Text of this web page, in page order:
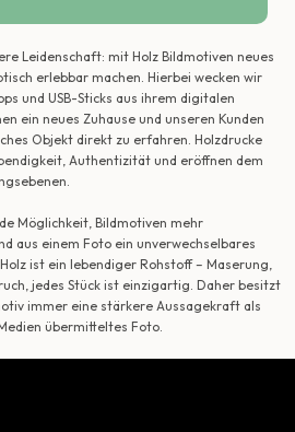
Leidenschaft: mit Holz Bildmotiven neues
erlebbar machen. Hierbei wecken wir
und USB-Sticks aus ihrem digitalen
ein neues Zuhause und unseren Kunden
Objekt direkt zu erfahren. Holzdrucke
Authentizität und eröffnen dem
Möglichkeit, Bildmotiven mehr
aus einem Foto ein unverwechselbares
ist ein lebendiger Rohstoff – Maserung,
jedes Stück ist einzigartig. Daher besitzt
immer eine stärkere Aussagekraft als
übermitteltes Foto.